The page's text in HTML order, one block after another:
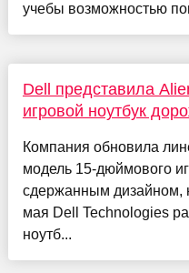
учебы возможностью
Dell представила
игровой ноутбук
Компания обновила
модель 15-дюймового
сдержанным дизайном,
мая Dell Technologies
ноутб...